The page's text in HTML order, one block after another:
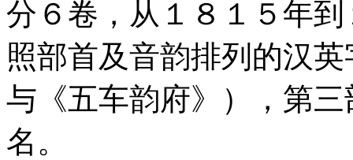
分６卷，从１８１５年
照部首及音韵排列的汉
与《五车韵府》），第
名。